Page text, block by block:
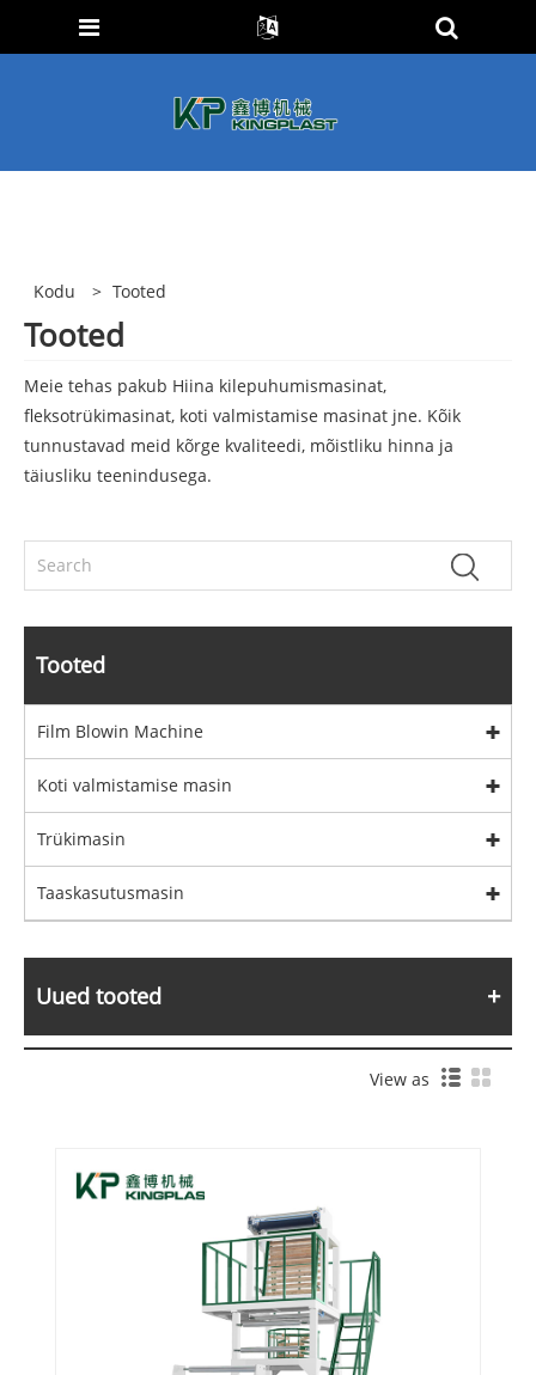
Kodu > Tooted
Tooted
Meie tehas pakub Hiina kilepuhumismasinat,
fleksotrükimasinat, koti valmistamise masinat jne. Kõik
tunnustavad meid kõrge kvaliteedi, mõistliku hinna ja
täiusliku teenindusega.
Tooted
Film Blowin Machine
Koti valmistamise masin
Trükimasin
Taaskasutusmasin
Uued tooted
View as